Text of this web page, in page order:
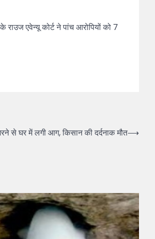
राउज एवेन्यू कोर्ट ने पांच आरोपियों को 7
से घर में लगी आग, किसान की दर्दनाक मौत⟶